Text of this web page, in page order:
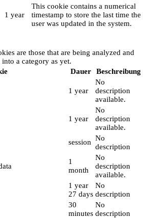
1 year
This cookie contains a numerical
timestamp to store the last time the
user was updated in the system.
are those that are being analyzed and
a category as yet.
Dauer Beschreibung
1 year
No
description
available.
1 year
No
description
available.
session No
description
1
month
No
description
available.
1 year
27 days
No
description
30
minutes
No
description